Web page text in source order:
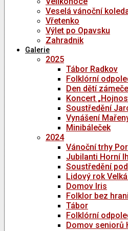
Veselá vánoční
Vřetenko
Výlet po Opavsku
Zahradnik
Galerie
2025
Tábor Radkov
Folklórní
Den dětí
Koncert
Soustředění
Vynášení
Minibáleček
2024
Vánoční trhy
Jubilanti Horní
Soustředění
Lidový rok
Domov Iris
Folklor bez
Tábor
Folklórní
Domov seniorů